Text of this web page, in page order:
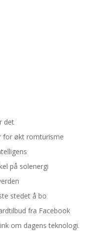
det
for økt romturisme
på solenergi
stedet å bo
fra Facebook
om dagens teknologi.